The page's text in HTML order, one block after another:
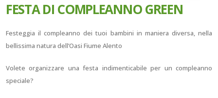
FESTA DI COMPLEANNO GREEN
Festeggia il compleanno dei tuoi bambini in maniera diversa, nella
bellissima natura dell’Oasi Fiume Alento
Volete organizzare una festa indimenticabile per un compleanno
speciale?